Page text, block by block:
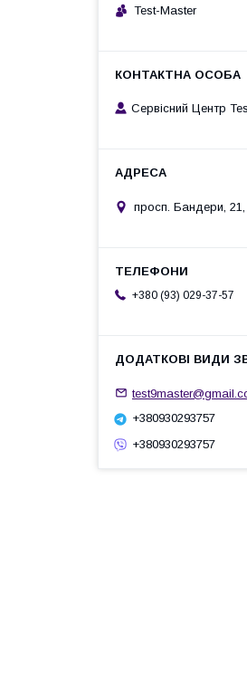
Test-Master
Сервісний Центр
просп. Бандери, 21,
+380 (93) 029-37-57
+380930293757
+380930293757